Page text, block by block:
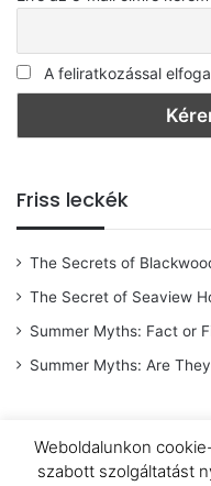
A feliratkozással
Friss leckék
The Secrets of
The Secret of Seaview
Summer Myths: Fact or
Summer Myths: Are
© Copyright 2026 |
Weboldalunkon
szabott szolgáltatást